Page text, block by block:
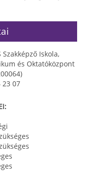
Szakképző Iskola,
és Oktatóközpont
23 07